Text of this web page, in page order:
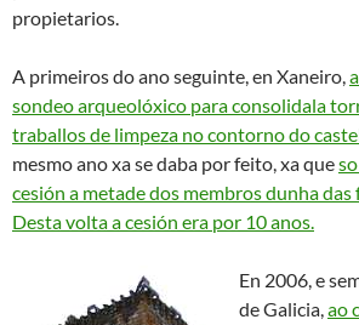
propietarios.
A primeiros do ano seguinte, en Xaneiro,
sondeo arqueolóxico para consolidala
traballos de limpeza no contorno do
mesmo ano xa se daba por feito, xa que
cesión a metade dos membros dunha
Desta volta a cesión era por 10 anos.
En 2006, e
de Galicia,ao